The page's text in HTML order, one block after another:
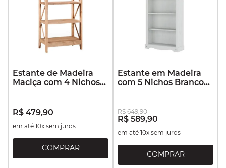
Estante de Madeira
Maciça com 4 Nichos
Marrom Antique
R$ 479,90
em até 10x sem juros
Estante em Madeira
com 5 Nichos Branco
R$ 649,90
R$ 589,90
em até 10x sem juros